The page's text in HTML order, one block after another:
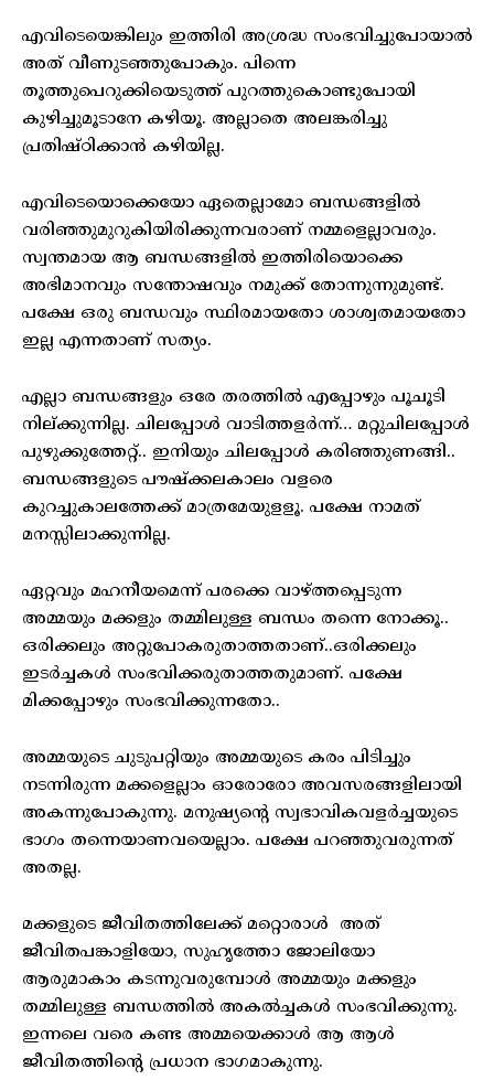
എവിടെയെങ്കിലും ഇത്തിരി അശ്രദ്ധ സംഭവിച്ചുപോയാല്‍
അത് വീണുടഞ്ഞുപോകും. പിന്നെ
തൂത്തുപെറുക്കിയെടുത്ത് പുറത്തുകൊണ്ടുപോയി
കുഴിച്ചുമൂടാനേ കഴിയൂ. അല്ലാതെ അലങ്കരിച്ചു
പ്രതിഷ്ഠിക്കാന്‍ കഴിയില്ല.
എവിടെയൊക്കെയോ ഏതെല്ലാമോ ബന്ധങ്ങളില്‍
വരിഞ്ഞുമുറുകിയിരിക്കുന്നവരാണ് നമ്മളെല്ലാവരും.
സ്വന്തമായ ആ ബന്ധങ്ങളില്‍ ഇത്തിരിയൊക്കെ
അഭിമാനവും സന്തോഷവും നമുക്ക് തോന്നുന്നുമുണ്ട്.
പക്ഷേ ഒരു ബന്ധവും സ്ഥിരമായതോ ശാശ്വതമായതോ
ഇല്ല എന്നതാണ് സത്യം.
എല്ലാ ബന്ധങ്ങളും ഒരേ തരത്തില്‍ എപ്പോഴും പൂചൂടി
നില്ക്കുന്നില്ല. ചിലപ്പോള്‍ വാടിത്തളര്‍ന്ന്… മറ്റുചിലപ്പോള്‍
പുഴുക്കുത്തേറ്റ്.. ഇനിയും ചിലപ്പോള്‍ കരിഞ്ഞുണങ്ങി..
ബന്ധങ്ങളുടെ പൗഷ്‌ക്കലകാലം വളരെ
കുറച്ചുകാലത്തേക്ക് മാത്രമേയുളളൂ. പക്ഷേ നാമത്
മനസ്സിലാക്കുന്നില്ല.
ഏറ്റവും മഹനീയമെന്ന് പരക്കെ വാഴ്ത്തപ്പെടുന്ന
അമ്മയും മക്കളും തമ്മിലുള്ള ബന്ധം തന്നെ നോക്കൂ..
ഒരിക്കലും അറ്റുപോകരുതാത്തതാണ്..ഒരിക്കലും
ഇടര്‍ച്ചകള്‍ സംഭവിക്കരുതാത്തതുമാണ്. പക്ഷേ
മിക്കപ്പോഴും സംഭവിക്കുന്നതോ..
അമ്മയുടെ ചുടുപറ്റിയും അമ്മയുടെ കരം പിടിച്ചും
നടന്നിരുന്ന മക്കളെല്ലാം ഓരോരോ അവസരങ്ങളിലായി
അകന്നുപോകുന്നു. മനുഷ്യന്റെ സ്വഭാവികവളര്‍ച്ചയുടെ
ഭാഗം തന്നെയാണവയെല്ലാം. പക്ഷേ പറഞ്ഞുവരുന്നത്
അതല്ല.
മക്കളുടെ ജീവിതത്തിലേക്ക് മറ്റൊരാള്‍ അത്
ജീവിതപങ്കാളിയോ, സുഹൃത്തോ ജോലിയോ
ആരുമാകാം കടന്നുവരുമ്പോള്‍ അമ്മയും മക്കളും
തമ്മിലുള്ള ബന്ധത്തില്‍ അകല്‍ച്ചകള്‍ സംഭവിക്കുന്നു.
ഇന്നലെ വരെ കണ്ട അമ്മയെക്കാള്‍ ആ ആള്‍
ജീവിതത്തിന്റെ പ്രധാന ഭാഗമാകുന്നു.